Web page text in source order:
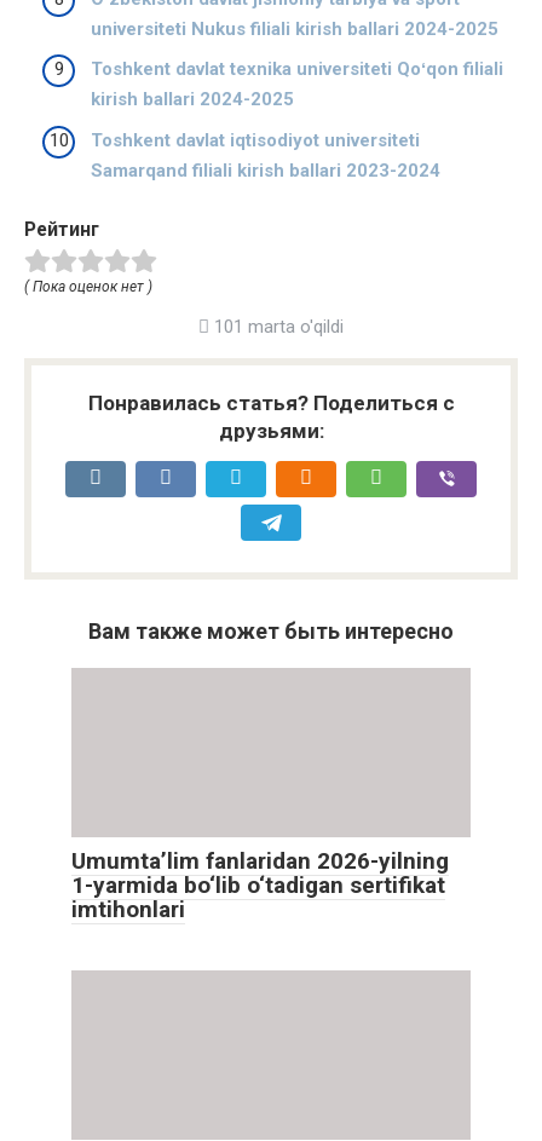
universiteti Nukus filiali kirish ballari 2024-2025
Toshkent davlat texnika universiteti Qoʻqon filiali
kirish ballari 2024-2025
Toshkent davlat iqtisodiyot universiteti
Samarqand filiali kirish ballari 2023-2024
Рейтинг
( Пока оценок нет )
101 marta o'qildi
Понравилась статья? Поделиться с
друзьями:
Вам также может быть интересно
Umumta’lim fanlaridan 2026-yilning
1-yarmida bo‘lib o‘tadigan sertifikat
imtihonlari